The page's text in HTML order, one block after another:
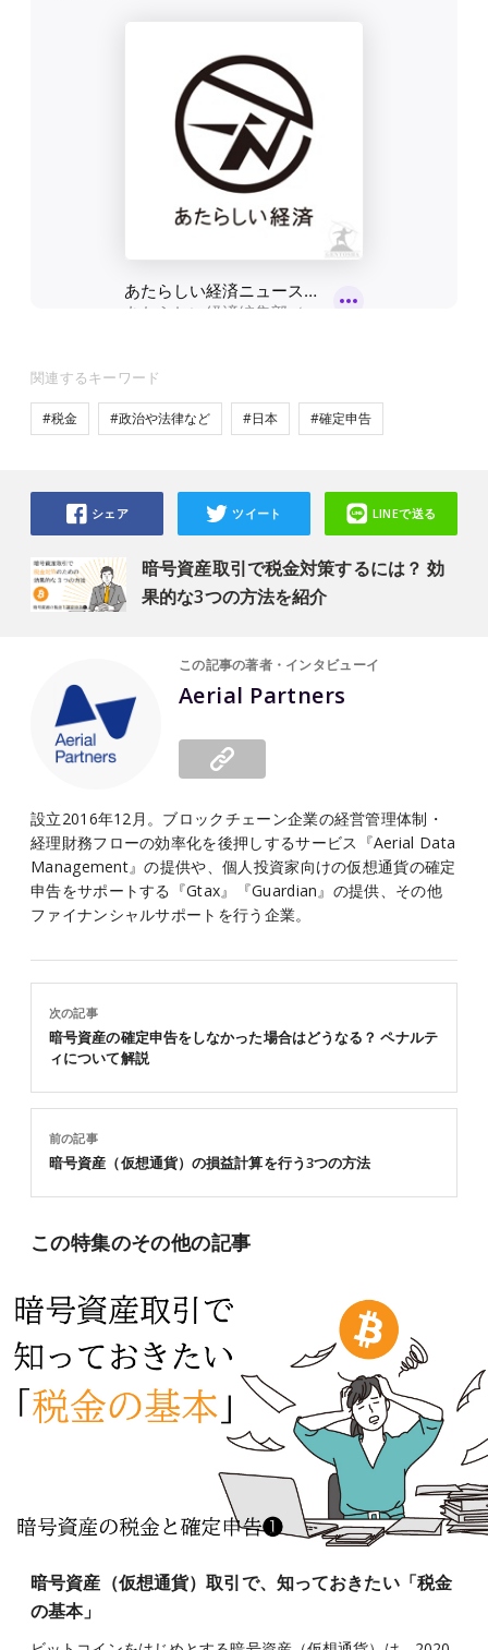
関連するキーワード
#税金 #政治や法律など #日本 #確定申告
暗号資産取引で税金対策するには？ 効
果的な3つの方法を紹介
シェア ツイート LINEで送る
この記事の著者・インタビューイ
Aerial Partners
設立2016年12月。ブロックチェーン企業の経営管理体制・
経理財務フローの効率化を後押しするサービス『Aerial Data
Management』の提供や、個人投資家向けの仮想通貨の確定
申告をサポートする『Gtax』『Guardian』の提供、その他
ファイナンシャルサポートを行う企業。
前の記事
暗号資産（仮想通貨）の損益計算を行う3つの方法
次の記事
暗号資産の確定申告をしなかった場合はどうなる？ ペナルテ
ィについて解説
この特集のその他の記事
暗号資産（仮想通貨）取引で、知っておきたい「税金
の基本」